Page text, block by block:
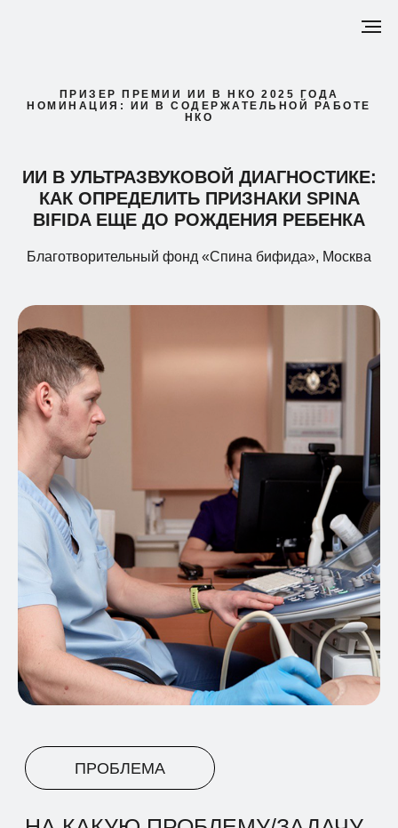
ПРИЗЕР ПРЕМИИ ИИ В НКО 2025 ГОДА
НОМИНАЦИЯ: ИИ В СОДЕРЖАТЕЛЬНОЙ РАБОТЕ
НКО
ИИ В УЛЬТРАЗВУКОВОЙ ДИАГНОСТИКЕ:
КАК ОПРЕДЕЛИТЬ ПРИЗНАКИ SPINA
BIFIDA ЕЩЕ ДО РОЖДЕНИЯ РЕБЕНКА
Благотворительный фонд «Спина бифида», Москва
НА КАКУЮ ПРОБЛЕМУ/ЗАДАЧУ
ОТКЛИКАЕТСЯ ЭТОТ КЕЙС
ПРОБЛЕМА